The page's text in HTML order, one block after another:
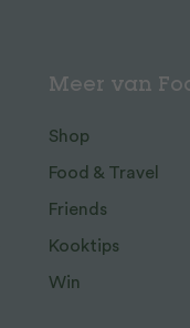
Meer van
Shop
Food & Travel
Friends
Kooktips
Win